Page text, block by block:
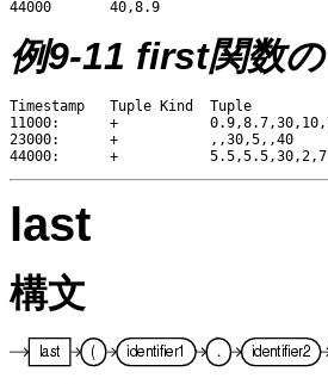
例9-11 first関数
Timestamp   Tuple Kind  Tuple
11000:      +
23000:      +           ,,30,5,,40
last
構文